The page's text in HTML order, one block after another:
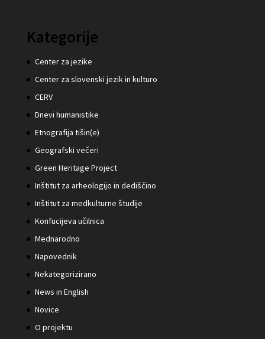
Kategorije
Center za jezike
Center za slovenski jezik in kulturo
CERV
Dnevi humanistike
Etnografija tišin(e)
Geografski večeri
Green Heritage Project
Inštitut za arheologijo in dediščino
Inštitut za medkulturne študije
Konfucijeva učilnica
Mednarodno
Napovednik
Nekategorizirano
News in English
Novice
O projektu